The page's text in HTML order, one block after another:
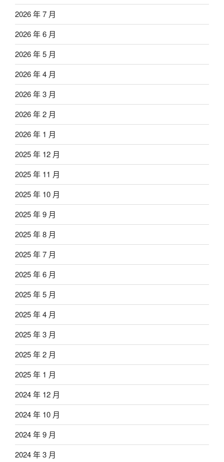
2026 年 7 月
2026 年 6 月
2026 年 5 月
2026 年 4 月
2026 年 3 月
2026 年 2 月
2026 年 1 月
2025 年 12 月
2025 年 11 月
2025 年 10 月
2025 年 9 月
2025 年 8 月
2025 年 7 月
2025 年 6 月
2025 年 5 月
2025 年 4 月
2025 年 3 月
2025 年 2 月
2025 年 1 月
2024 年 12 月
2024 年 10 月
2024 年 9 月
2024 年 3 月